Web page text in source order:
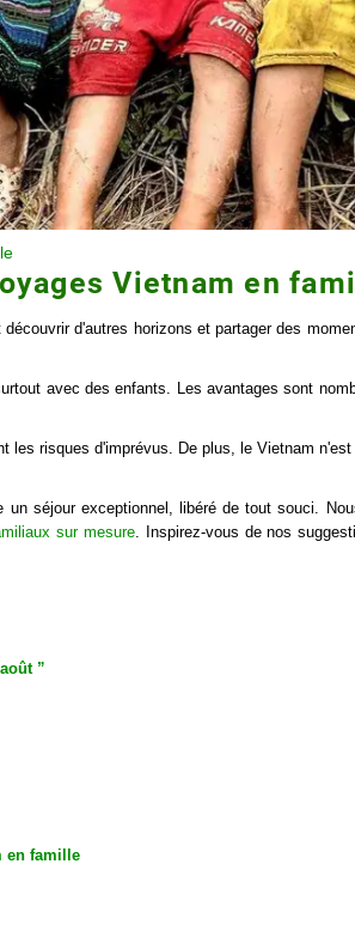
Vietnam en
d'autres horizons et partager des
avec des enfants. Les avantages sont
risques d'imprévus. De plus, le Vietnam
séjour exceptionnel, libéré de tout souci.
sur mesure. Inspirez-vous de nos
”
en famille